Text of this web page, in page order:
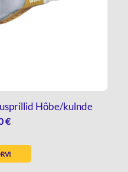
Hõbe/kulnde
€